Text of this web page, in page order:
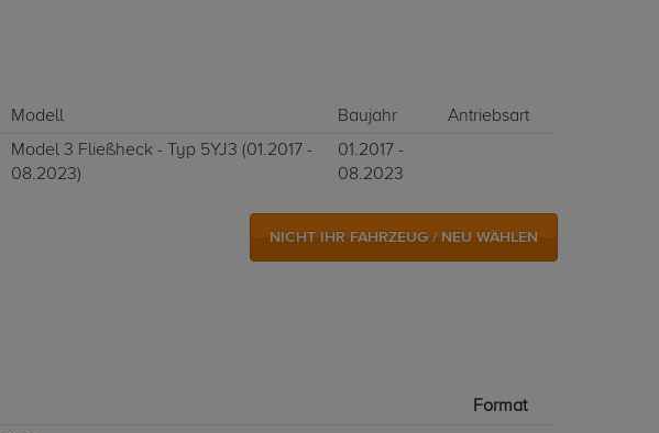
Modell Baujahr
Antriebsart
Model 3 Fließheck - Typ 5YJ3 (01.2017 -
08.2023)
01.2017 -
08.2023
NICHT IHR FAHRZEUG / NEU WÄHLEN
Format